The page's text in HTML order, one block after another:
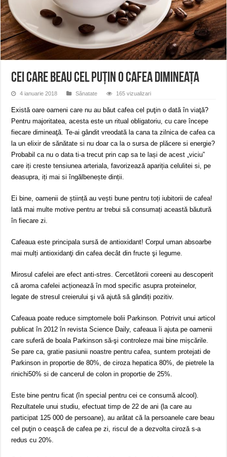
Miresme de lavandă, mentă și flori de vară și râsete de copii la Carașova VIDEO
ANUNȚ OPRIRE APĂ în Reșița – avarie – 04.08.2026 – str. Văliugului și
Cei care beau cel puțin o cafea dimineața
4 ianuarie 2018 Sănatate 165 vizualizari
Există oare oameni care nu au băut cafea cel puţin o dată în viaţă?
Pentru majoritatea, acesta este un ritual obligatoriu, cu care începe
fiecare dimineaţă. Te-ai gândit vreodată la cana ta zilnica de cafea ca
la un elixir de sănătate si nu doar ca la o sursa de plăcere si energie?
Probabil ca nu o data ti-a trecut prin cap sa te lași de acest „viciu”
care iți creste tensiunea arteriala, favorizează apariția celulitei si, pe
deasupra, iți mai si îngălbenește dinții.
Ei bine, oamenii de știință au vești bune pentru toți iubitorii de cafea!
lată mai multe motive pentru ar trebui să consumați această băutură
în fiecare zi.
Cafeaua este principala sursă de antioxidant! Corpul uman absoarbe
mai mulți antioxidanţi din cafea decât din fructe şi legume.
Mirosul cafelei are efect anti-stres. Cercetătorii coreeni au descoperit
că aroma cafelei acționează în mod specific asupra proteinelor,
legate de stresul creierului şi vă ajută să gândiți pozitiv.
Cafeaua poate reduce simptomele bolii Parkinson. Potrivit unui articol
publicat în 2012 în revista Science Daily, cafeaua îi ajuta pe oamenii
care suferă de boala Parkinson să-şi controleze mai bine mișcările.
Se pare ca, gratie pasiunii noastre pentru cafea, suntem protejati de
Parkinson in proportie de 80%, de ciroza hepatica 80%, de pietrele la
rinichi50% si de cancerul de colon in proportie de 25%.
Este bine pentru ficat (în special pentru cei ce consumă alcool).
Rezultatele unui studiu, efectuat timp de 22 de ani (la care au
participat 125 000 de persoane), au arătat că la persoanele care beau
cel puţin o ceaşcă de cafea pe zi, riscul de a dezvolta ciroză s-a
redus cu 20%.